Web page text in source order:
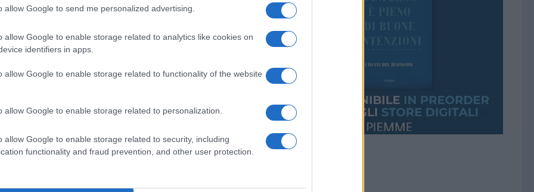
allow Google to send me personalized advertising.
allow Google to enable storage related to analytics like cookies on
identifiers in apps.
allow Google to enable storage related to functionality of the website
allow Google to enable storage related to personalization.
allow Google to enable storage related to security, including
functionality and fraud prevention, and other user protection.
sfida della decarbonizzazione.
il 4% del territorio, rappresentano il luogo
il 65-70% dell’energia, contribuendo
In Italia, edifici e trasporti producono
serra generate nelle aree urbane che,
alla salute e circa 60.000 morti
con una media di 627 automobili e 140